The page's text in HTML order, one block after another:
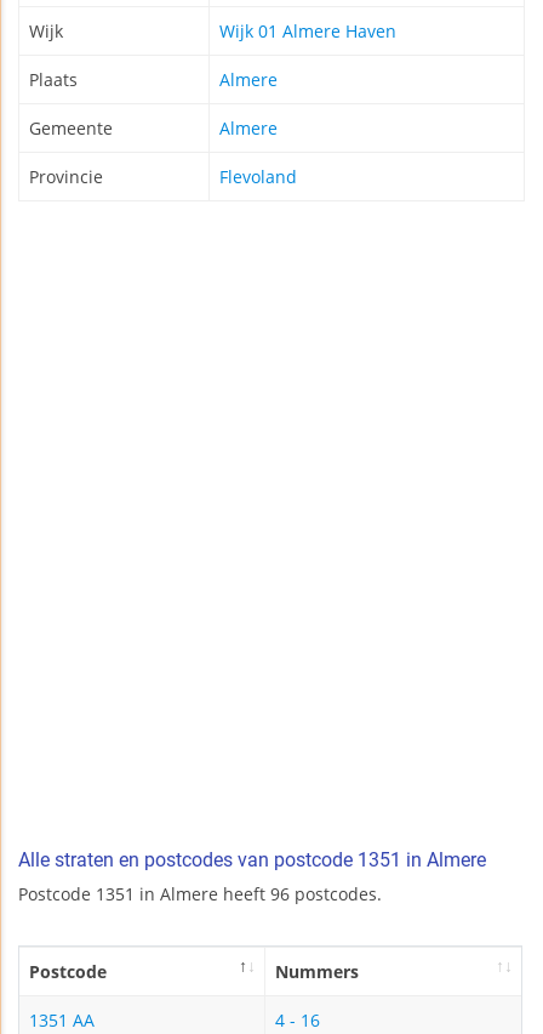
Wijk Wijk 01 Almere Haven
Plaats Almere
Gemeente Almere
Provincie Flevoland
Alle straten en postcodes van postcode 1351 in Almere
Postcode 1351 in Almere heeft 96 postcodes.
Postcode Nummers
1351 AA 4 - 16